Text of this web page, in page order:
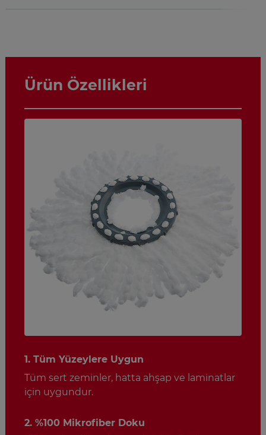
Ürün Özellikleri
1. Tüm Yüzeylere Uygun
Tüm sert zeminler, hatta ahşap ve laminatlar
için uygundur.
2. %100 Mikrofiber Doku